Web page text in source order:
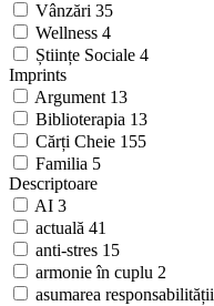
Vânzări 35
Wellness 4
Științe Sociale 4
Imprints
Argument 13
Biblioterapia 13
Cărți Cheie 155
Familia 5
Descriptoare
AI 3
actuală 41
anti-stres 15
armonie în cuplu 2
asumarea responsabilității